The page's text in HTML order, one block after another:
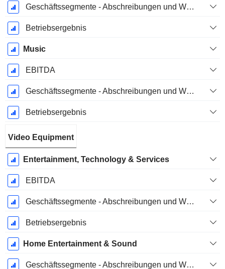
Geschäftssegmente - Abschreibungen und Wertminderungen
Betriebsergebnis
Music
EBITDA
Geschäftssegmente - Abschreibungen und Wertminderungen
Betriebsergebnis
Video Equipment
Entertainment, Technology & Services
EBITDA
Geschäftssegmente - Abschreibungen und Wertminderungen
Betriebsergebnis
Home Entertainment & Sound
Geschäftssegmente - Abschreibungen und Wertminderungen